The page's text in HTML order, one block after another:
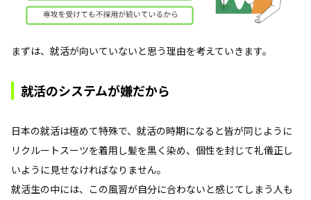
まずは、就活が向いていないと思う理由を考えていきます。
就活のシステムが嫌だから
日本の就活は極めて特殊で、就活の時期になると皆が同じように
リクルートスーツを着用し髪を黒く染め、個性を封じて礼儀正し
いように見せなければなりません。
就活生の中には、この風習が自分に合わないと感じてしまう人も